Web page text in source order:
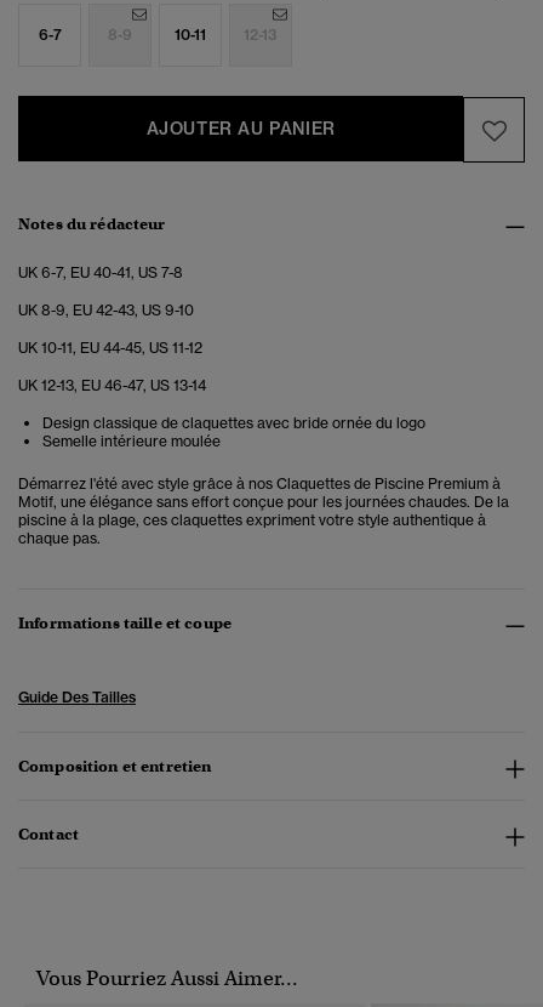
6-7 8-9 10-11 12-13
AJOUTER AU PANIER
Notes du rédacteur
UK 6-7, EU 40-41, US 7-8
UK 8-9, EU 42-43, US 9-10
UK 10-11, EU 44-45, US 11-12
UK 12-13, EU 46-47, US 13-14
Design classique de claquettes avec bride ornée du logo
Semelle intérieure moulée
Démarrez l'été avec style grâce à nos Claquettes de Piscine Premium à
Motif, une élégance sans effort conçue pour les journées chaudes. De la
piscine à la plage, ces claquettes expriment votre style authentique à
chaque pas.
Informations taille et coupe
Guide Des Tailles
Composition et entretien
Contact
Vous Pourriez Aussi Aimer...